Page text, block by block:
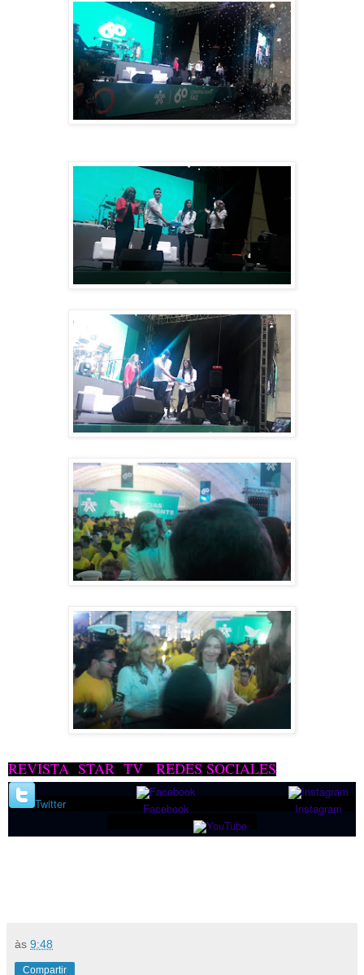
REVISTA STAR TV REDES SOCIALES
Twitter Facebook Instagram
às 9:48
Compartir